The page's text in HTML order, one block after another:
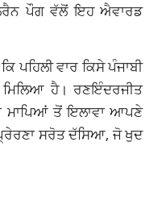
ਪੌਗ ਵੱਲੋਂ ਇਹ ਐਵਾਰਡ
ਪਹਿਲੀ ਵਾਰ ਕਿਸੇ ਪੰਜਾਬੀ
ਹੈ। ਰਣਇੰਦਰਜੀਤ
ਤੋਂ ਇਲਾਵਾ ਆਪਣੇ
ਸਰੋਤ ਦੱਸਿਆ, ਜੋ ਖੁਦ